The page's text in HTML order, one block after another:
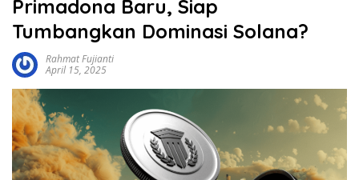
Primadona Baru, Siap
Tumbangkan Dominasi Solana?
Rahmat Fujianti
April 15, 2025